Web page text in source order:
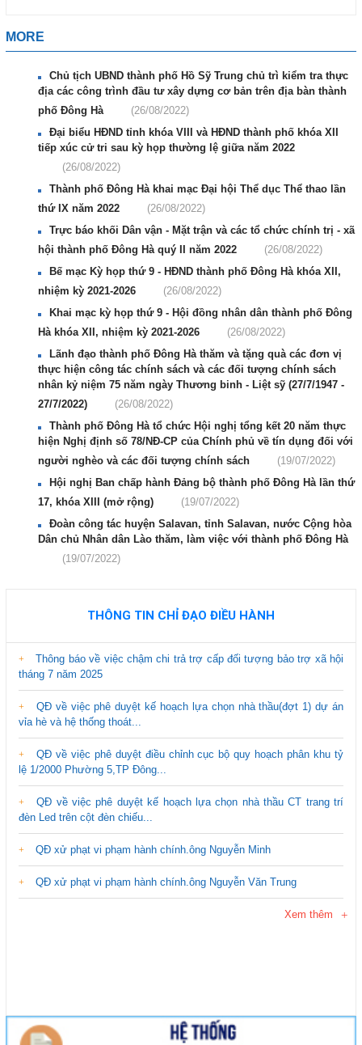
MORE
Chủ tịch UBND thành phố Hồ Sỹ Trung chủ trì kiểm tra thực
địa các công trình đầu tư xây dựng cơ bản trên địa bàn thành
phố Đông Hà
(26/08/2022)
Đại biểu HĐND tỉnh khóa VIII và HĐND thành phố khóa XII
tiếp xúc cử tri sau kỳ họp thường lệ giữa năm 2022
(26/08/2022)
Thành phố Đông Hà khai mạc Đại hội Thể dục Thể thao lần
thứ IX năm 2022
(26/08/2022)
Trực báo khối Dân vận - Mặt trận và các tổ chức chính trị - xã
hội thành phố Đông Hà quý II năm 2022
(26/08/2022)
Bế mạc Kỳ họp thứ 9 - HĐND thành phố Đông Hà khóa XII,
nhiệm kỳ 2021-2026
(26/08/2022)
Khai mạc kỳ họp thứ 9 - Hội đồng nhân dân thành phố Đông
Hà khóa XII, nhiệm kỳ 2021-2026
(26/08/2022)
Lãnh đạo thành phố Đông Hà thăm và tặng quà các đơn vị
thực hiện công tác chính sách và các đối tượng chính sách
nhân kỷ niệm 75 năm ngày Thương binh - Liệt sỹ (27/7/1947 -
27/7/2022)
(26/08/2022)
Thành phố Đông Hà tổ chức Hội nghị tổng kết 20 năm thực
hiện Nghị định số 78/NĐ-CP của Chính phủ về tín dụng đối với
người nghèo và các đối tượng chính sách
(19/07/2022)
Hội nghị Ban chấp hành Đảng bộ thành phố Đông Hà lần thứ
17, khóa XIII (mở rộng)
(19/07/2022)
Đoàn công tác huyện Salavan, tỉnh Salavan, nước Cộng hòa
Dân chủ Nhân dân Lào thăm, làm việc với thành phố Đông Hà
(19/07/2022)
THÔNG TIN CHỈ ĐẠO ĐIỀU HÀNH
Thông báo về việc chậm chi trả trợ cấp đối tượng bảo trợ xã hội
tháng 7 năm 2025
QĐ về việc phê duyệt kế hoạch lựa chọn nhà thầu(đợt 1) dự án
vỉa hè và hệ thống thoát...
QĐ về việc phê duyệt điều chỉnh cục bộ quy hoạch phân khu tỷ
lệ 1/2000 Phường 5,TP Đông...
QĐ về việc phê duyệt kế hoạch lựa chọn nhà thầu CT trang trí
đèn Led trên cột đèn chiếu...
QĐ xử phạt vi phạm hành chính.ông Nguyễn Minh
QĐ xử phạt vi phạm hành chính.ông Nguyễn Văn Trung
Xem thêm